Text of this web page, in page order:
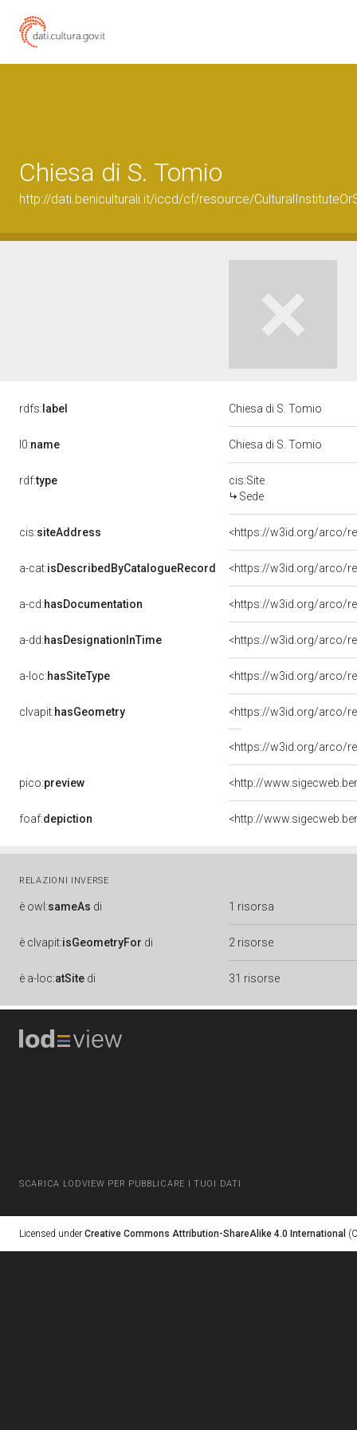
Chiesa di S. Tomio
http://dati.beniculturali.it/iccd/cf/resource/
rdfs: label Chiesa di S. Tomio
l0:name Chiesa di S. Tomio
rdf:type
cis:Site
Sede
cis:siteAddress <https://w3id.org/arco/
a-cat:isDescribedByCatalogueRecord <https://w3id.org/arco/
a-cd:hasDocumentation
a-dd:hasDesignationInTime <https://w3id.org/arco/
a-loc:hasSiteType <https://w3id.org/arco/
clvapit:hasGeometry <https://w3id.org/arco/
<https://w3id.org/arco/
pico:preview
foaf:depiction
RELAZIONI INVERSE
è owl:sameAs di 1 risorsa
è clvapit:isGeometryFor di 2 risorse
è a-loc:atSite di 31 risorse
SCARICA LODVIEW PER PUBBLICARE I TUOI DATI
Licensed under Creative Commons Attribution-ShareAlike 4.0 International